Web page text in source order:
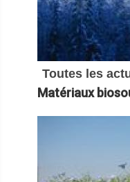
Toutes les
Matériaux